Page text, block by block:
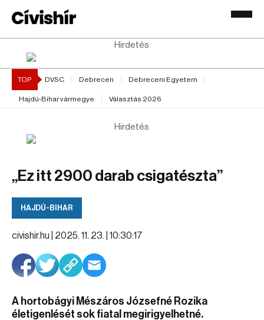
Hirdetés
TOP DVSC Debrecen Debreceni Egyetem
Hajdú-Bihar vármegye Választás 2026
Hirdetés
„Ez itt 2900 darab csigatészta”
HAJDÚ-BIHAR
civishir.hu | 2025. 11. 23. | 10:30:17
A hortobágyi Mészáros Józsefné Rozika
életigenlését sok fiatal megirigyelhetné.